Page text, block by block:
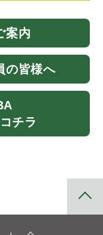
案内
の皆様へ
チラ